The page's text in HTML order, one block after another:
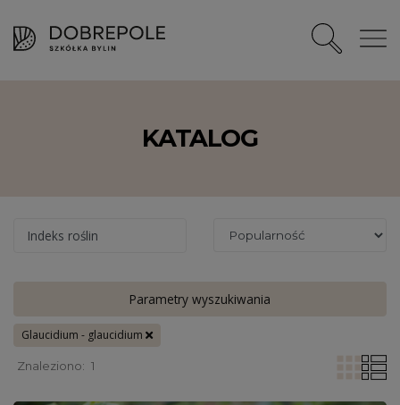
KATALOG
Indeks roślin
Parametry wyszukiwania
Glaucidium - glaucidium
Znaleziono: 1